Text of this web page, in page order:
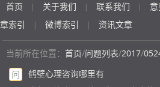
春节期间她家的亲戚问我在哪
@我们在一起三年了。我们有
妻。不管怎么吵怎么闹都没想
期吧！我给她发短信叫她回来
婚我至始至终都不知道，我一
我们俩的信用卡互相交换使用
他的信用卡，我一分也没有用
刷啦我信用卡将近2万，再后来
心狠，中途他打我电话发我信
首页 | 关于我们 | 联系我们 |
章索引
| 微博索引 | 资讯文章
当前所在位置： 首页/问题列表/2017/
问
鹤壁心理咨询哪里有